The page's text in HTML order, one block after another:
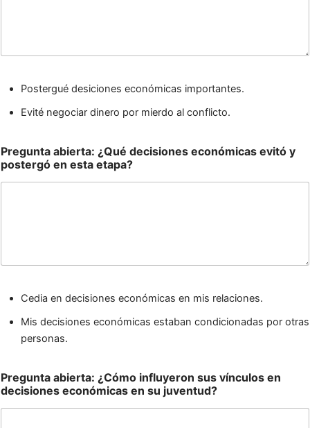
Postergué desiciones económicas importantes.
Evité negociar dinero por mierdo al conflicto.
Pregunta abierta: ¿Qué decisiones económicas evitó y
postergó en esta etapa?
Cedia en decisiones económicas en mis relaciones.
Mis decisiones económicas estaban condicionadas por otras
personas.
Pregunta abierta: ¿Cómo influyeron sus vínculos en
decisiones económicas en su juventud?